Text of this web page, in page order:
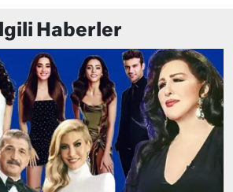
İlgili Haberler